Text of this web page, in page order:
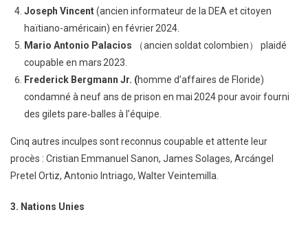
Joseph Vincent(ancien informateur de la DEA et citoyen
haïtiano-américain) en février 2024.
Mario Antonio Palacios （ancien soldat colombien） plaidé
coupable en mars 2023.
Frederick Bergmann Jr. (homme d’affaires de Floride)
condamné à neuf ans de prison en mai 2024 pour avoir fourni
des gilets pare‑balles à l’équipe.
Cinq autres inculpes sont reconnus coupable et attente leur
procès : Cristian Emmanuel Sanon, James Solages, Arcángel
Pretel Ortiz, Antonio Intriago, Walter Veintemilla.
3. Nations Unies